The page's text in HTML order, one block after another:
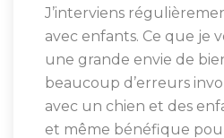
J’interviens
avec enfants. Ce que je
une grande envie de
beaucoup d’erreurs
avec un chien et des
et même bénéfique